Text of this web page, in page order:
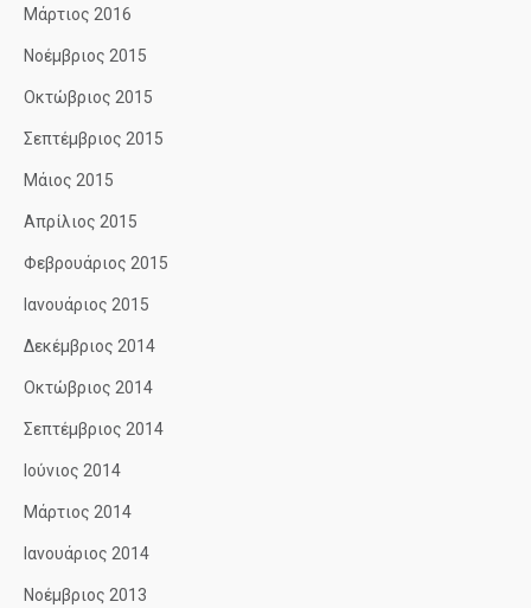
Μάρτιος 2016
Νοέμβριος 2015
Οκτώβριος 2015
Σεπτέμβριος 2015
Μάιος 2015
Απρίλιος 2015
Φεβρουάριος 2015
Ιανουάριος 2015
Δεκέμβριος 2014
Οκτώβριος 2014
Σεπτέμβριος 2014
Ιούνιος 2014
Μάρτιος 2014
Ιανουάριος 2014
Νοέμβριος 2013